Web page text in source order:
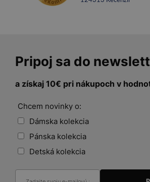
Pripoj sa do
a získaj 10€ pri nákupoch v
Chcem novinky o:
Dámska kolekcia
Pánska kolekcia
Detská kolekcia